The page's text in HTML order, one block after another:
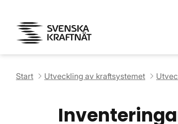
Start Utveckling av kraftsystemet